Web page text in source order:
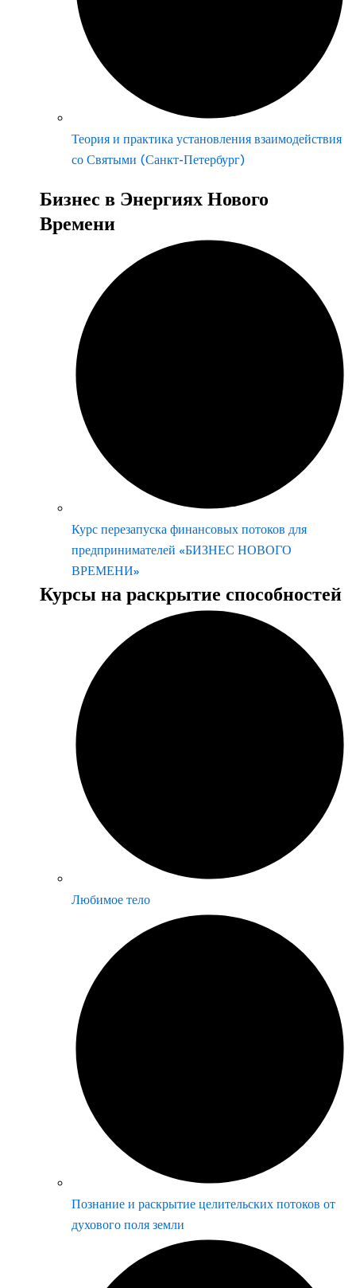
Теория и практика установления взаимодействия
со Святыми (Санкт-Петербург)
Бизнес в Энергиях Нового
Времени
Курс перезапуска финансовых потоков для
предпринимателей «БИЗНЕС НОВОГО
ВРЕМЕНИ»
Курсы на раскрытие способностей
Любимое тело
Познание и раскрытие целительских потоков от
духового поля земли